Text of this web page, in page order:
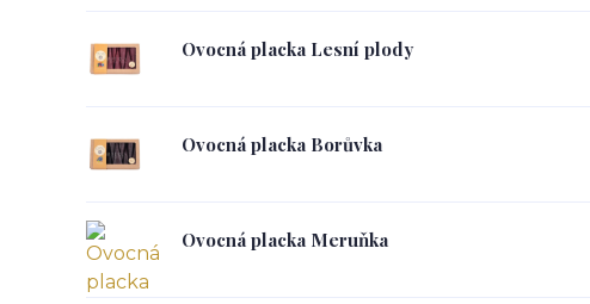
Ovocná placka Lesní plody
Ovocná placka Borůvka
Ovocná placka Meruňka